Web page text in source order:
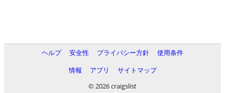
ヘルプ 安全性 プライバシー方針
使用条件
情報
アプリ
サイトマップ
© 2026 craigslist